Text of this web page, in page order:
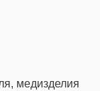
медизделия